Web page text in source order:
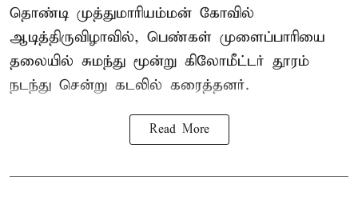
தொண்டி முத்துமாரியம்மன் கோவில்
ஆடித்திருவிழாவில், பெண்கள் முளைப்பாரியை
தலையில் சுமந்து மூன்று கிலோமீட்டர் தூரம்
நடந்து சென்று கடலில் கரைத்தனர்.
Read More